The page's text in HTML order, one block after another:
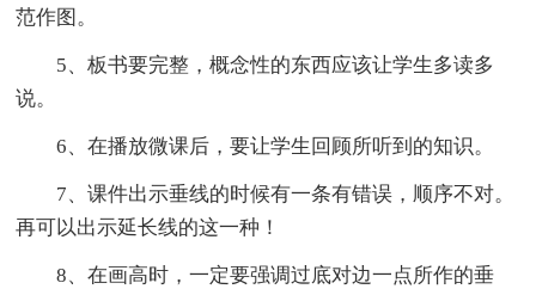
范作图。
5、板书要完整，概念性的东西应该让学生多读多
说。
6、在播放微课后，要让学生回顾所听到的知识。
7、课件出示垂线的时候有一条有错误，顺序不对。
再可以出示延长线的这一种！
8、在画高时，一定要强调过底对边一点所作的垂